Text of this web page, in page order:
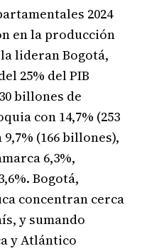
2024
en la producción
lideran Bogotá,
25% del PIB
billones de
con 14,7% (253
(166 billones),
6,3%,
Bogotá,
concentran cerca
y sumando
y Atlántico